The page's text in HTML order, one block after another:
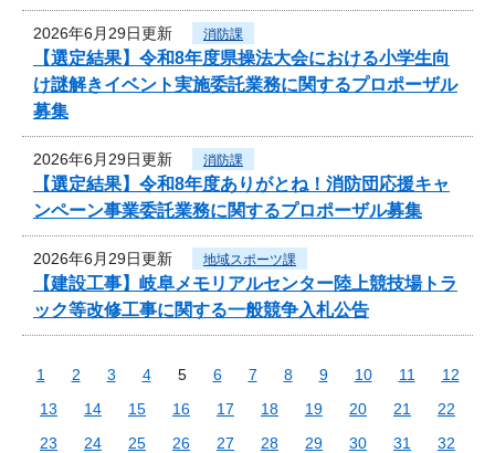
2026年6月29日更新 消防課
【選定結果】令和8年度県操法大会における小学生向
け謎解きイベント実施委託業務に関するプロポーザル
募集
2026年6月29日更新 消防課
【選定結果】令和8年度ありがとね！消防団応援キャ
ンペーン事業委託業務に関するプロポーザル募集
2026年6月29日更新 地域スポーツ課
【建設工事】岐阜メモリアルセンター陸上競技場トラ
ック等改修工事に関する一般競争入札公告
1 2 3 4 5 6 7 8 9 10 11
12
13
14 15 16 17 18 19 20 21
22
23
24 25 26 27 28 29 30 31
32